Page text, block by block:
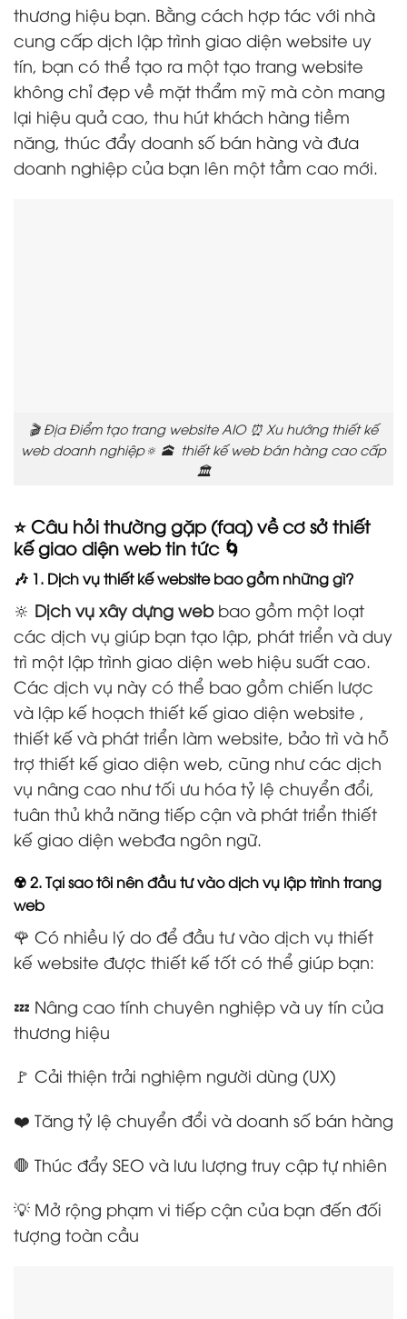
thương hiệu bạn. Bằng cách hợp tác với nhà
cung cấp dịch lập trình giao diện website uy
tín, bạn có thể tạo ra một tạo trang website
không chỉ đẹp về mặt thẩm mỹ mà còn mang
lại hiệu quả cao, thu hút khách hàng tiềm
năng, thúc đẩy doanh số bán hàng và đưa
doanh nghiệp của bạn lên một tầm cao mới.
🎬 Địa Điểm tạo trang website AIO ⏰ Xu hướng thiết kế
web doanh nghiệp🔅 🕋 thiết kế web bán hàng cao cấp
🏛️
⭐ Câu hỏi thường gặp (faq) về cơ sở thiết
kế giao diện web tin tức 🌀
🎶 1. Dịch vụ thiết kế website bao gồm những gì?
🔆 Dịch vụ xây dựng webbao gồm một loạt
các dịch vụ giúp bạn tạo lập, phát triển và duy
trì một lập trình giao diện web hiệu suất cao.
Các dịch vụ này có thể bao gồm chiến lược
và lập kế hoạch thiết kế giao diện website ,
thiết kế và phát triển làm website, bảo trì và hỗ
trợ thiết kế giao diện web, cũng như các dịch
vụ nâng cao như tối ưu hóa tỷ lệ chuyển đổi,
tuân thủ khả năng tiếp cận và phát triển thiết
kế giao diện webđa ngôn ngữ.
☢️ 2. Tại sao tôi nên đầu tư vào dịch vụ lập trình trang
web
🌹 Có nhiều lý do để đầu tư vào dịch vụ thiết
kế website được thiết kế tốt có thể giúp bạn:
💤 Nâng cao tính chuyên nghiệp và uy tín của
thương hiệu
🚩 Cải thiện trải nghiệm người dùng (UX)
❤️ Tăng tỷ lệ chuyển đổi và doanh số bán hàng
🛑 Thúc đẩy SEO và lưu lượng truy cập tự nhiên
💡 Mở rộng phạm vi tiếp cận của bạn đến đối
tượng toàn cầu